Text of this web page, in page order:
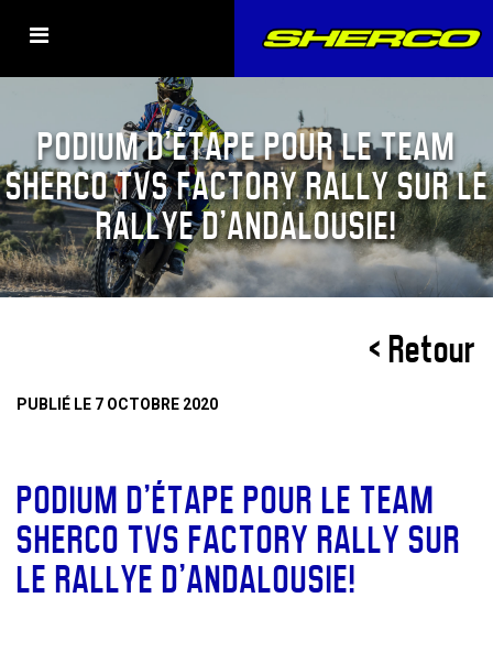
PODIUM D’ÉTAPE POUR LE TEAM
SHERCO TVS FACTORY RALLY SUR LE
RALLYE D’ANDALOUSIE!
< Retour
PUBLIÉ LE 7 OCTOBRE 2020
PODIUM D’ÉTAPE POUR LE TEAM
SHERCO TVS FACTORY RALLY SUR
LE RALLYE D’ANDALOUSIE!